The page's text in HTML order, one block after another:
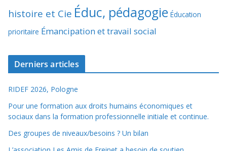
histoire et Cie Éduc, pédagogie Éducation
prioritaire Émancipation et travail social
Derniers articles
RIDEF 2026, Pologne
Pour une formation aux droits humains économiques et
sociaux dans la formation professionnelle initiale et continue.
Des groupes de niveaux/besoins ? Un bilan